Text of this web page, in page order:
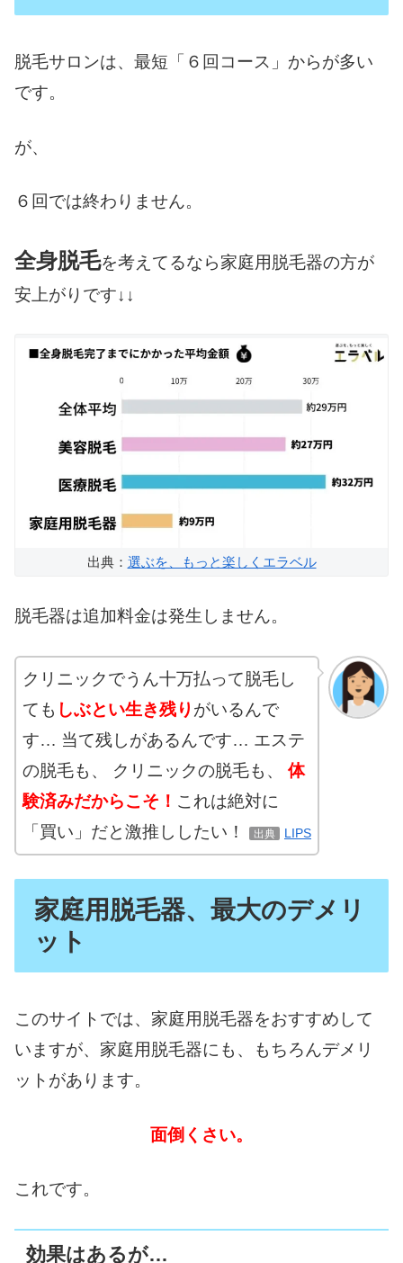
脱毛サロンは、最短「６回コース」からが多い
です。
が、
６回では終わりません。
全身脱毛を考えてるなら家庭用脱毛器の方が
安上がりです↓↓
出典： 選ぶを、もっと楽しくエラベル
脱毛器は追加料金は発生しません。
クリニックでうん十万払って脱毛し
ても しぶとい生き残り がいるんで
す… 当て残しがあるんです… エステ
の脱毛も、 クリニックの脱毛も、 体
験済みだからこそ！ これは絶対に
「買い」だと激推ししたい！
出典 LIPS
家庭用脱毛器、最大のデメリ
ット
このサイトでは、家庭用脱毛器をおすすめして
いますが、家庭用脱毛器にも、もちろんデメリ
ットがあります。
面倒くさい。
これです。
効果はあるが…